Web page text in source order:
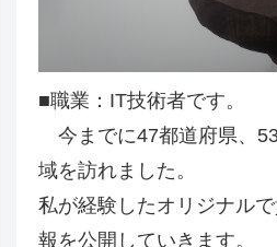
■職業：IT技術者です。
今までに47都道府県、
域を訪れました。
私が経験したオリジナル
報を公開していきます。